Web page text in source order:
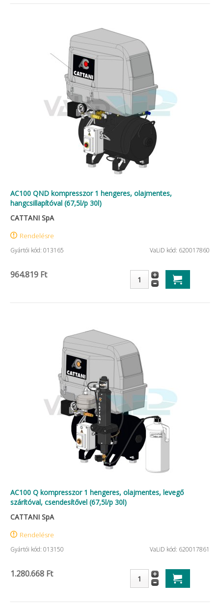
AC100 QND kompresszor 1 hengeres, olajmentes,
hangcsillapítóval (67,5l/p 30l)
CATTANI SpA
Rendelésre
Gyártói kód: 013165 VaLiD kód: 620017860
964.819 Ft
AC100 Q kompresszor 1 hengeres, olajmentes, levegő
szárítóval, csendesítővel (67,5l/p 30l)
CATTANI SpA
Rendelésre
Gyártói kód: 013150 VaLiD kód: 620017861
1.280.668 Ft